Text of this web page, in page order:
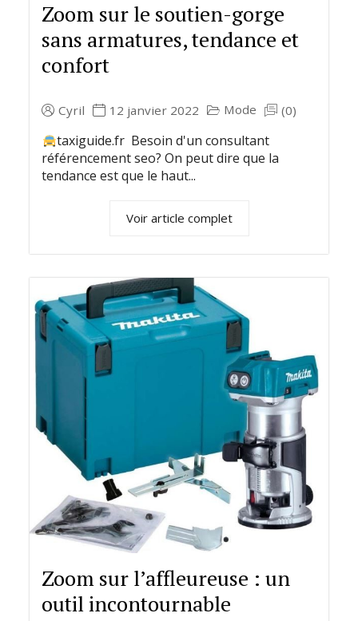
Zoom sur le soutien-gorge
sans armatures, tendance et
confort
Cyril 12 janvier 2022 Mode (0)
taxiguide.fr Besoin d'un consultant
référencement seo? On peut dire que la
tendance est que le haut...
Voir article complet
Zoom sur l’affleureuse : un
outil incontournable